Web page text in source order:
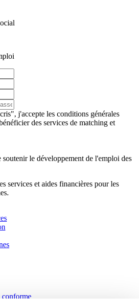
j'accepte les conditions générales
des services de matching et
le développement de l'emploi des
services et aides financières pour les
conforme